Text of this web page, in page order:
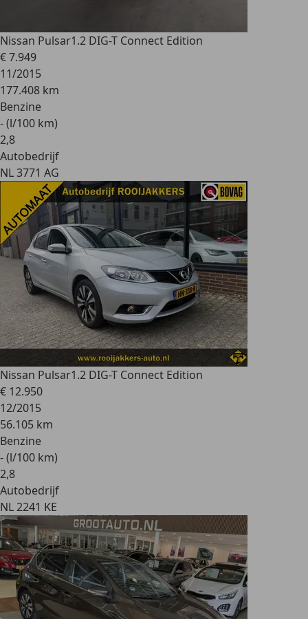
Nissan Pulsar1.2 DIG-T Connect Edition
€ 7.949
11/2015
177.408 km
Benzine
- (l/100 km)
2,8
Autobedrijf
NL 3771 AG
Nissan Pulsar1.2 DIG-T Connect Edition
€ 12.950
12/2015
56.105 km
Benzine
- (l/100 km)
2,8
Autobedrijf
NL 2241 KE